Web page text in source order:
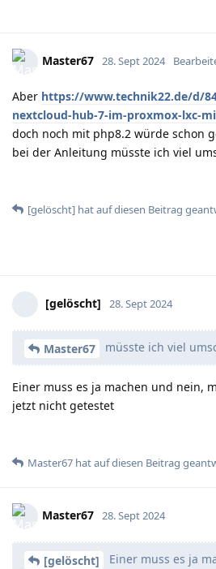
Master67 28. Sept 2024
Aber https://www.technik22.de/d/
nextcloud-hub-7-im-proxmox-lxc-
doch noch mit php8.2 würde schon
bei der Anleitung müsste ich viel
[gelöscht] hatauf diesen Beitrag
[gelöscht] 28. Sept 2024
Master67 müsste ich viel
Einer muss es ja machen und nein,
jetzt nicht getestet
Master67 hatauf diesen Beitrag
Master67 28. Sept 2024
[gelöscht] Einer muss es ja